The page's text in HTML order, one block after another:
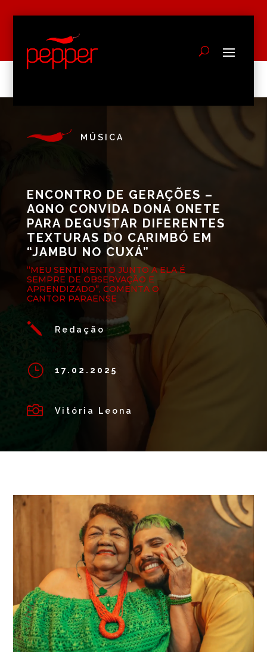
MÚSICA
ENCONTRO DE GERAÇÕES –
AQNO CONVIDA DONA ONETE
PARA DEGUSTAR DIFERENTES
TEXTURAS DO CARIMBÓ EM
“JAMBU NO CUXÁ”
“MEU SENTIMENTO JUNTO A ELA É
SEMPRE DE OBSERVAÇÃO E
APRENDIZADO”, COMENTA O
CANTOR PARAENSE
j Redação
} 17.02.2025
 Vitória Leona